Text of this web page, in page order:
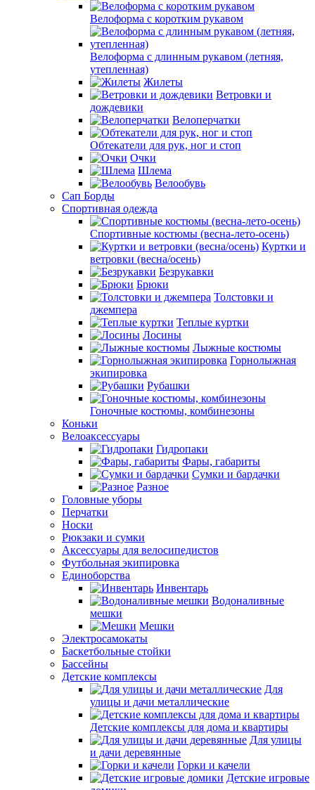
Велоформа с коротким рукавом
Велоформа с длинным рукавом (летняя,
утепленная)
Жилеты
Ветровки и
дождевики
Велоперчатки
Обтекатели для рук, ног и стоп
Очки
Шлема
Велообувь
Сап Борды
Спортивная одежда
Спортивные костюмы (весна-лето-осень)
Куртки и
ветровки (весна/осень)
Безрукавки
Брюки
Толстовки и
джемпера
Теплые куртки
Лосины
Лыжные костюмы
Горнолыжная
экипировка
Рубашки
Гоночные костюмы, комбинезоны
Коньки
Велоаксессуары
Гидропаки
Фары, габариты
Сумки и бардачки
Разное
Головные уборы
Перчатки
Носки
Рюкзаки и сумки
Аксессуары для велосипедистов
Футбольная экипировка
Единоборства
Инвентарь
Водоналивные
мешки
Мешки
Электросамокаты
Баскетбольные стойки
Бассейны
Детские комплексы
Для
улицы и дачи металлические
Детские комплексы для дома и квартиры
Для улицы
и дачи деревянные
Горки и качели
Детские игровые